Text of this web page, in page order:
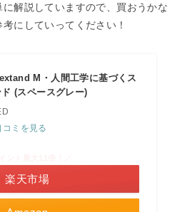
解説していますので、買おうかな
にしていってください！
M・人間工学に基づくス
ド (スペースグレー)
コミを見る
楽天市場